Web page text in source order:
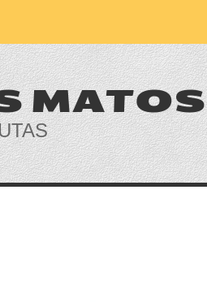
MATOS